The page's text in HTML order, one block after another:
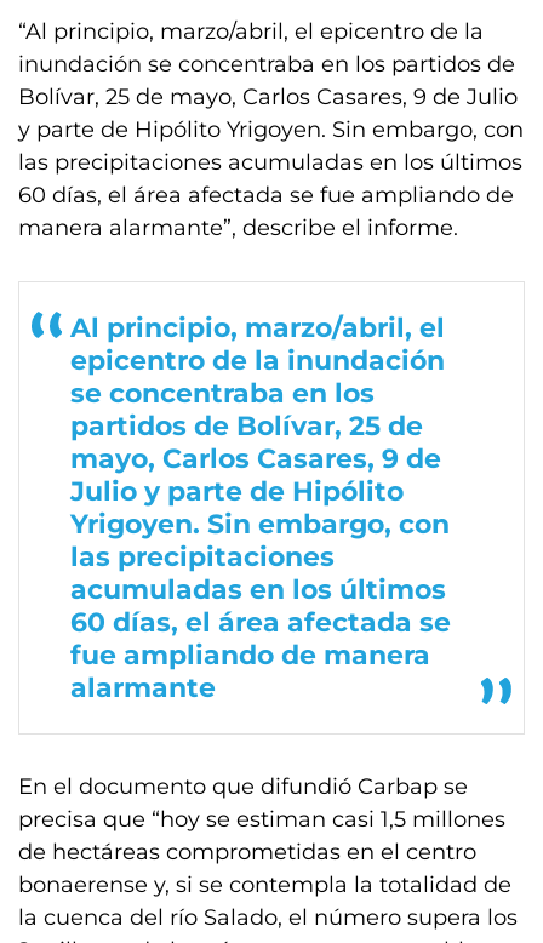
“Al principio, marzo/abril, el epicentro de la
inundación se concentraba en los partidos de
Bolívar, 25 de mayo, Carlos Casares, 9 de Julio
y parte de Hipólito Yrigoyen. Sin embargo, con
las precipitaciones acumuladas en los últimos
60 días, el área afectada se fue ampliando de
manera alarmante”, describe el informe.
Al principio, marzo/abril, el
epicentro de la inundación
se concentraba en los
partidos de Bolívar, 25 de
mayo, Carlos Casares, 9 de
Julio y parte de Hipólito
Yrigoyen. Sin embargo, con
las precipitaciones
acumuladas en los últimos
60 días, el área afectada se
fue ampliando de manera
alarmante
En el documento que difundió Carbap se
precisa que “hoy se estiman casi 1,5 millones
de hectáreas comprometidas en el centro
bonaerense y, si se contempla la totalidad de
la cuenca del río Salado, el número supera los